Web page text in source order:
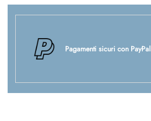
Pagamenti sicuri con PayPal